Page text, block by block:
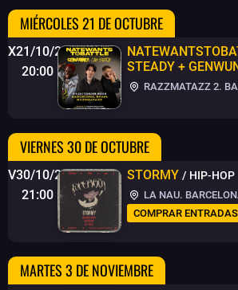
MIÉRCOLES 21 DE OCTUBRE
X21/10/26
20:00
STEADY +
RAZZMATAZZ 2.
VIERNES 30 DE OCTUBRE
V30/10/26
21:00
STORMY / HIP-HOP
LA NAU.
COMPRAR ENTRADAS
MARTES 3 DE NOVIEMBRE